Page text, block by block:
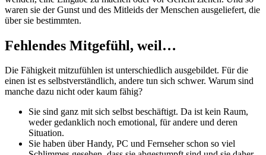
waren sie der Gunst und des Mitleids der Menschen ausgeliefert, die
über sie bestimmten.
Fehlendes Mitgefühl, weil…
Die Fähigkeit mitzufühlen ist unterschiedlich ausgebildet. Für die
einen ist es selbstverständlich, andere tun sich schwer. Warum sind
manche dazu nicht oder kaum fähig?
Sie sind ganz mit sich selbst beschäftigt. Da ist kein Raum,
weder gedanklich noch emotional, für andere und deren
Situation.
Sie haben über Handy, PC und Fernseher schon so viel